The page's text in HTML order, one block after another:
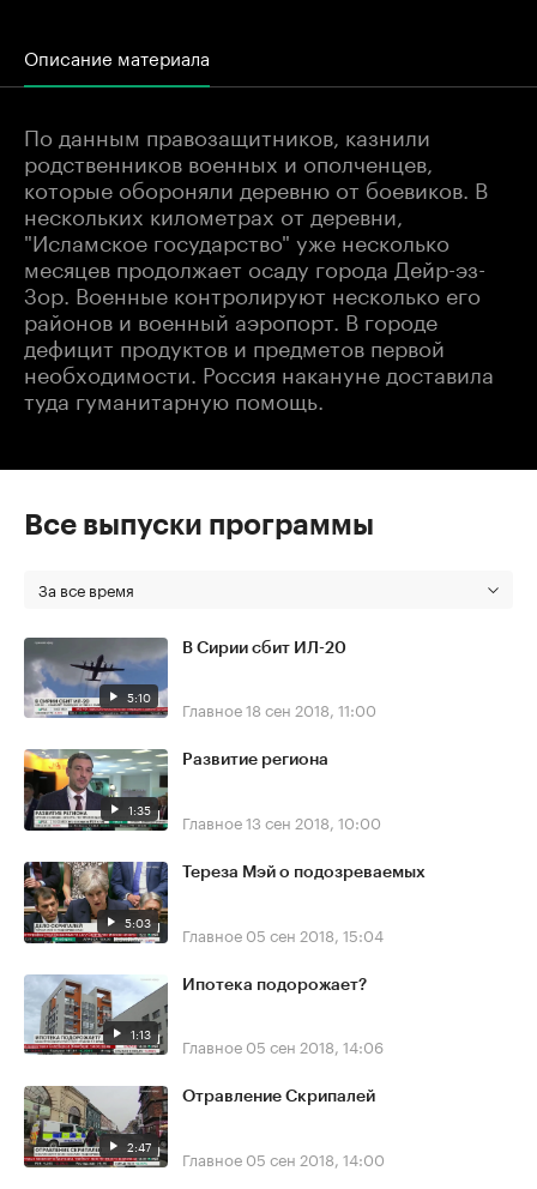
Описание материала
По данным правозащитников, казнили
родственников военных и ополченцев,
которые обороняли деревню от боевиков. В
нескольких километрах от деревни,
"Исламское государство" уже несколько
месяцев продолжает осаду города Дейр-эз-
Зор. Военные контролируют несколько его
районов и военный аэропорт. В городе
дефицит продуктов и предметов первой
необходимости. Россия накануне доставила
туда гуманитарную помощь.
Все выпуски программы
За все время
5:10
В Сирии сбит ИЛ-20
Главное18 сен 2018, 11:00
1:35
Развитие региона
Главное13 сен 2018, 10:00
5:03
Тереза Мэй о подозреваемых
Главное 05 сен 2018, 15:04
1:13
Ипотека подорожает?
Главное 05 сен 2018, 14:06
2:47
Отравление Скрипалей
Главное 05 сен 2018, 14:00